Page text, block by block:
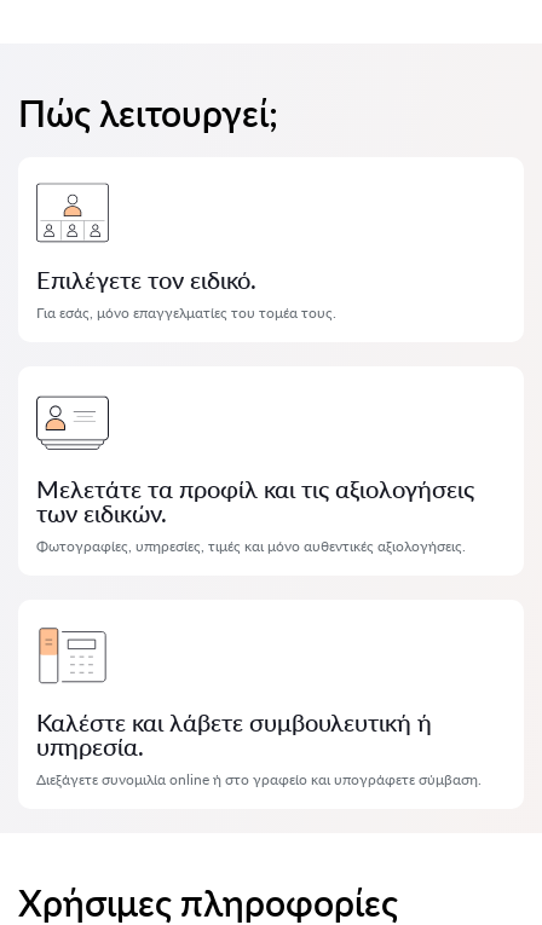
Πώς λειτουργεί;
Επιλέγετε τον ειδικό.
Για εσάς, μόνο επαγγελματίες του τομέα τους.
Μελετάτε τα προφίλ και τις αξιολογήσεις
των ειδικών.
Φωτογραφίες, υπηρεσίες, τιμές και μόνο αυθεντικές αξιολογήσεις.
Καλέστε και λάβετε συμβουλευτική ή
υπηρεσία.
Διεξάγετε συνομιλία online ή στο γραφείο και υπογράφετε σύμβαση.
Χρήσιμες πληροφορίες